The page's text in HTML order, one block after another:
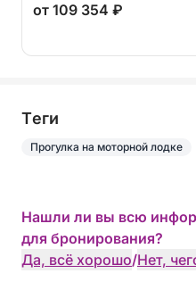
от 109 354 ₽
Tеги
Прогулка на моторной лодке
Нашли ли вы всю
для бронирования?
Да, всё хорошо/Нет,